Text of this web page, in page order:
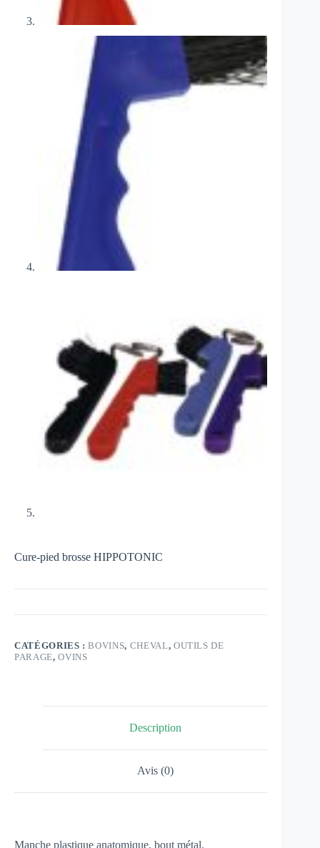
Cure-pied brosse HIPPOTONIC
CATÉGORIES :BOVINS, CHEVAL, OUTILS DE
PARAGE,OVINS
Description
Avis (0)
Manche plastique anatomique, bout métal.